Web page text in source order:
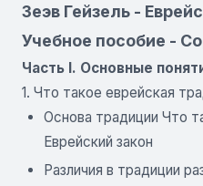
Зеэв Гейзель -
Учебное пособие -
Часть I. Основные
1. Что такое еврейская
Основа традиции Что
Еврейский закон
Различия в традиции